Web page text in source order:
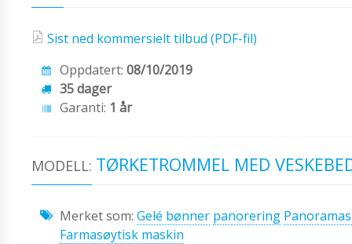
Sist ned kommersielt tilbud (PDF-fil)
Oppdatert: 08/10/2019
35 dager
Garanti: 1 år
MODELL: TØRKETROMMEL MED
Merket som: Gelé bønner panorering
Farmasøytisk maskin